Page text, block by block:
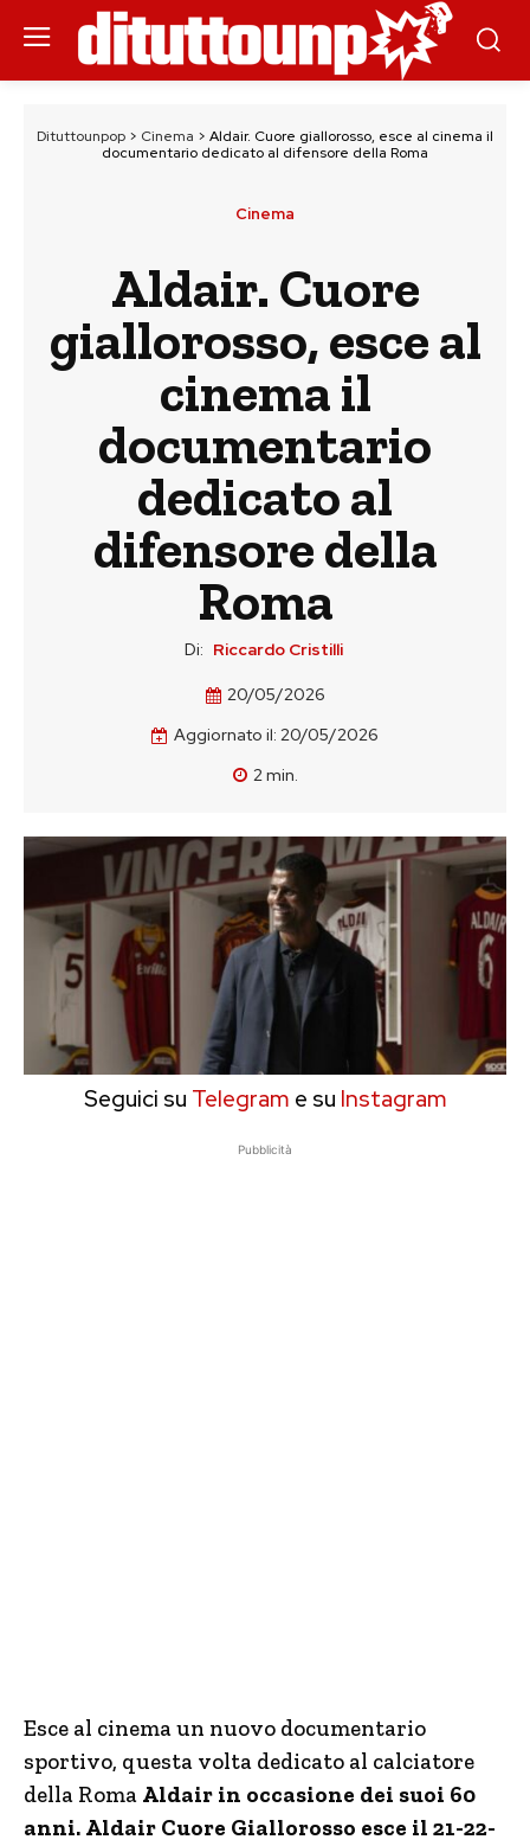
Dituttounpop > Cinema > Aldair. Cuore giallorosso, esce al cinema il
documentario dedicato al difensore della Roma
Cinema
Aldair. Cuore
giallorosso, esce al
cinema il
documentario
dedicato al
difensore della
Roma
Di: Riccardo Cristilli
20/05/2026
Aggiornato il: 20/05/2026
2min.
Seguici su Telegram e su Instagram
Pubblicità
Esce al cinema un nuovo documentario
sportivo, questa volta dedicato al calciatore
della Roma Aldair in occasione dei suoi 60
anni. Aldair Cuore Giallorosso esce il 21-22-